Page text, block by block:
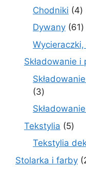
Chodniki 44
Dywany 6161
Składowanie
33
produkty
Tekstylia 55
Tekstylia
Stolarka i farby